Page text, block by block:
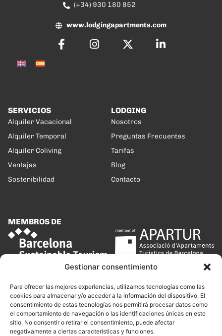
Gestionar consentimiento
Para ofrecer las mejores experiencias, utilizamos tecnologías como las
cookies para almacenar y/o acceder a la información del dispositivo. El
consentimiento de estas tecnologías nos permitirá procesar datos como
el comportamiento de navegación o las identificaciones únicas en este
sitio. No consentir o retirar el consentimiento, puede afectar
negativamente a ciertas características y funciones.
(+34) 930 180 852
www.lodgingapartments.com
SERVICIOS
Alquiler Vacacional
Alquiler Temporal
Alquiler Coliving
Ventajas
Sostenibilidad
LODGING
Nosotros
Preguntas Frecuentes
Tarifas
Blog
Contacto
MEMBROS DE